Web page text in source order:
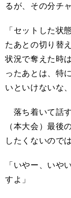
るが、その分チ
「セットした状
たあとの切り替
状況で奪えた時
ったあとは、特
いといけないな
落ち着いて話
（本大会）最後
したくないので
「いやー、いや
すよ」